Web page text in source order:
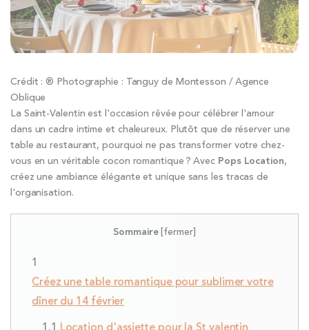
Crédit : ® Photographie : Tanguy de Montesson / Agence
Oblique
La Saint-Valentin est l'occasion rêvée pour célébrer l'amour
dans un cadre intime et chaleureux. Plutôt que de réserver une
table au restaurant, pourquoi ne pas transformer votre chez-
vous en un véritable cocon romantique ? Avec Pops Location,
créez une ambiance élégante et unique sans les tracas de
l'organisation.
Sommaire[fermer]
Créez une table romantique pour sublimer votre
dîner du 14 février